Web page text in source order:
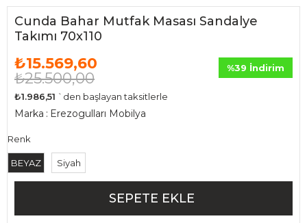
Cunda Bahar Mutfak Masası Sandalye
Takımı 70x110
₺25.500,00
₺15.569,60
₺1.986,51 `den başlayan taksitlerle
%39 İndirim
Marka : Erezogulları Mobilya
Renk
BEYAZ Siyah